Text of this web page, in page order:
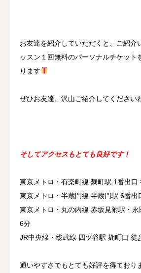
お友達を紹介していただくと、ご紹介
ッスン１回無料のパーソナルチケット
ります
ぜひお友達、沢山ご紹介してください
そしてアクセスもとても良好です！
東京メトロ・有楽町線 麹町駅 1番出口
東京メトロ・半蔵門線 半蔵門駅 6番出
東京メトロ・丸の内線 赤坂見附駅・
6分
JR中央線・総武線 四ツ谷駅 麹町口 徒
通いやすさでもとても好評を得ており